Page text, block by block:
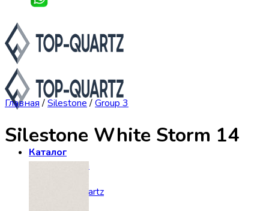
Каталог
Asterum
Avantquartz
Главная /Silestone /Group 3
Silestone White Storm 14